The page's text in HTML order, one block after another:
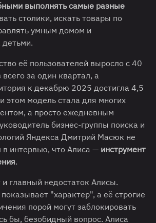
выполнять самые разные
столики, искать товары по
умным домом и
детьми.
её пользователей выросло с 40
за один квартал, а
к декабрю 2025 достигла 4,5
этом модель стала для многих
а просто ежедневным
бизнес-группы поиска и
Яндекса Дмитрий Масюк не
в интервью, что Алиса — инструмент
.
и главный недостаток Алисы.
"характер", а её строгие
порой могут заблокировать
бы, безобидный вопрос. Алиса